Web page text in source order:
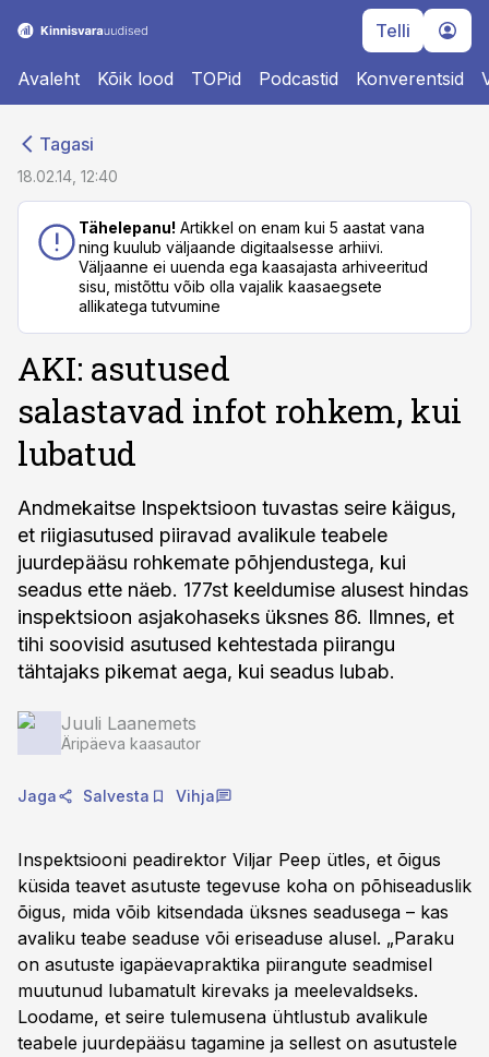
Telli
Avaleht Kõik lood TOPid Podcastid Konverentsid
Tagasi
18.02.14, 12:40
Tähelepanu! Artikkel on enam kui 5 aastat vana
ning kuulub väljaande digitaalsesse arhiivi.
Väljaanne ei uuenda ega kaasajasta arhiveeritud
sisu, mistõttu võib olla vajalik kaasaegsete
allikatega tutvumine
AKI: asutused
salastavad infot rohkem, kui
lubatud
Andmekaitse Inspektsioon tuvastas seire käigus,
et riigiasutused piiravad avalikule teabele
juurdepääsu rohkemate põhjendustega, kui
seadus ette näeb. 177st keeldumise alusest hindas
inspektsioon asjakohaseks üksnes 86. Ilmnes, et
tihi soovisid asutused kehtestada piirangu
tähtajaks pikemat aega, kui seadus lubab.
Juuli Laanemets
Äripäeva kaasautor
Jaga Salvesta Vihja
Inspektsiooni peadirektor Viljar Peep ütles, et õigus
küsida teavet asutuste tegevuse koha on põhiseaduslik
õigus, mida võib kitsendada üksnes seadusega – kas
avaliku teabe seaduse või eriseaduse alusel. „Paraku
on asutuste igapäevapraktika piirangute seadmisel
muutunud lubamatult kirevaks ja meelevaldseks.
Loodame, et seire tulemusena ühtlustub avalikule
teabele juurdepääsu tagamine ja sellest on asutustele